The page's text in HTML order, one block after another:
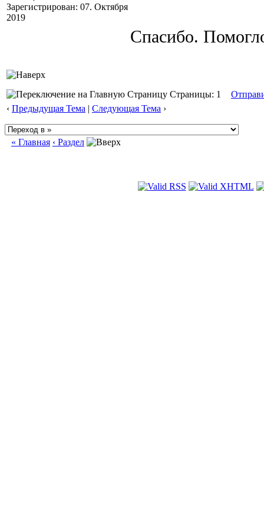
Зарегистрирован: 07. Октября
2019
Спасибо.
Страницы: 1
‹ Предыдущая Тема | Следующая Тема ›
« Главная ‹ Раздел